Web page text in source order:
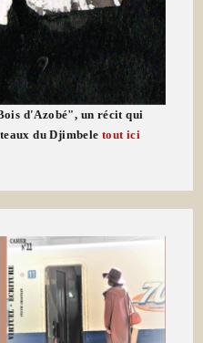
d'Azobé", un récit qui
du Djimbeletout ici